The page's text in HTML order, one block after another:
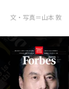
文・写真＝山本 敦